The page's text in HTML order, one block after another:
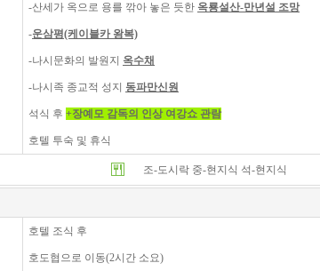
-산세가 옥으로 용를 깎아 놓은 듯한 옥룡설산-만년설 조망
-운삼평(케이블카 왕복)
-나시문화의 발원지 옥수채
-나시족 종교적 성지 동파만신원
석식 후 +장예모 감독의 인상 여강쇼 관람
호텔 투숙 및 휴식
조-도시락 중-현지식 석-현지식
호텔 조식 후
호도협으로 이동(2시간 소요)